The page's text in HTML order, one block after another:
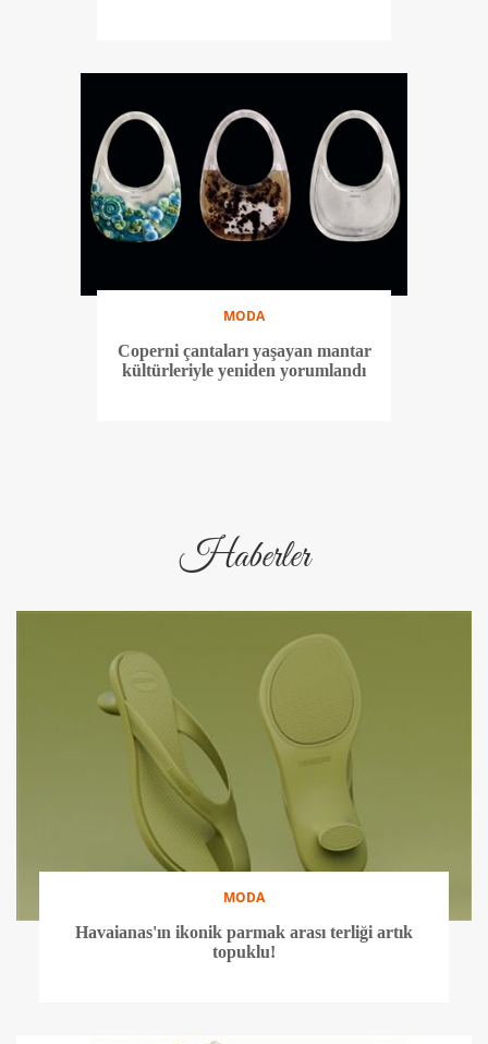
MODA
Coperni çantaları yaşayan mantar
kültürleriyle yeniden yorumlandı
Haberler
MODA
Havaianas'ın ikonik parmak arası terliği artık
topuklu!